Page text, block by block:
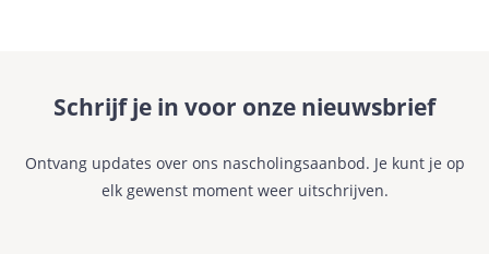
Schrijf je in voor onze nieuwsbrief
Ontvang updates over ons nascholingsaanbod. Je kunt je op
elk gewenst moment weer uitschrijven.